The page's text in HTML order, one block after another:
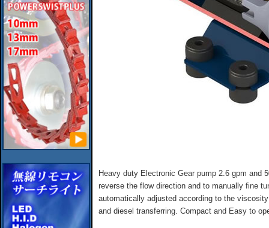
Heavy duty Electronic Gear pump 2.6 gpm and
reverse the flow direction and to manually fine
automatically adjusted according to the
and diesel transferring. Compact and Easy to